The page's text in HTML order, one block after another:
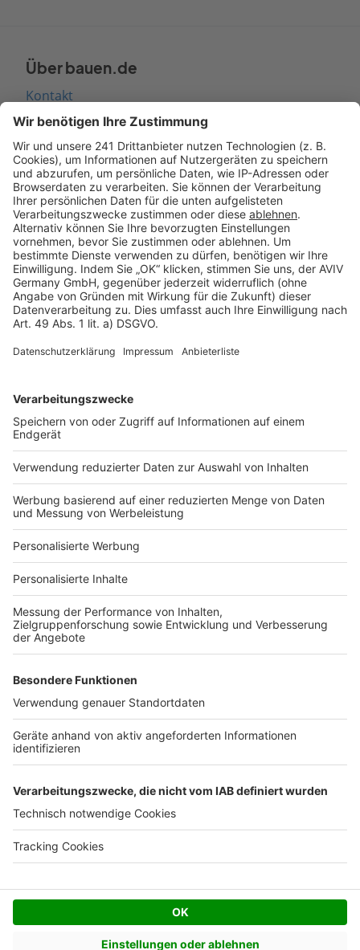
Über bauen.de
Kontakt
Seitenaufbau
Barrierefreiheit
Cookie Einstellungen
Rechtliches
AGB-Übersicht
Datenschutz
Impressum
Services
Bauprojekt-Quiz
Häuser-Suche
Hausanbieter-Suche
Bauprojekt-Profil
Für Unternehmen
Ihre Baufirma auf bauen.de
Kostenloses Infogespräch
© AVIV Germany GmbH - 2026
Facebook
Twitter